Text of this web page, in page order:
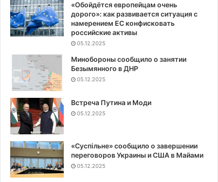
«Обойдётся европейцам очень
дорого»: как развивается ситуация с
намерением ЕС конфисковать
российские активы
05.12.2025
Минобороны сообщило о занятии
Безымянного в ДНР
05.12.2025
Встреча Путина и Моди
05.12.2025
«Суспiльне» сообщило о завершении
переговоров Украины и США в Майами
05.12.2025